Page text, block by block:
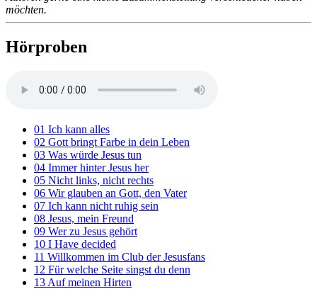
möchten.
Hörproben
01 Ich kann alles
02 Gott bringt Farbe in dein Leben
03 Was würde Jesus tun
04 Immer hinter Jesus her
05 Nicht links, nicht rechts
06 Wir glauben an Gott, den Vater
07 Ich kann nicht ruhig sein
08 Jesus, mein Freund
09 Wer zu Jesus gehört
10 I Have decided
11 Willkommen im Club der Jesusfans
12 Für welche Seite singst du denn
13 Auf meinen Hirten